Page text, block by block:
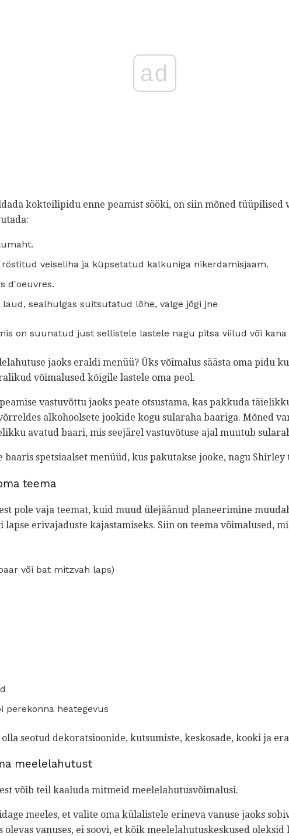
ad
kokteilipidu enne peamist sööki, on siin mõned tüüpilised
röstitud veiseliha ja küpsetatud kalkuniga nikerdamisjaam.
d'oeuvres.
sealhulgas suitsutatud lõhe, valge jõgi jne
on suunatud just sellistele lastele nagu pitsa viilud või kana
jaoks eraldi menüü? Üks võimalus säästa oma pidu
võimalused kõigile lastele oma peol.
vastuvõttu jaoks peate otsustama, kas pakkuda
alkohoolsete jookide kogu sularaha baariga. Mõned
avatud baari, mis seejärel vastuvõtuse ajal muutub
spetsiaalset menüüd, kus pakutakse jooke, nagu
teema
pole vaja teemat, kuid muud ülejäänud planeerimine
erivajaduste kajastamiseks. Siin on teema võimalused,
või bat mitzvah laps)
perekonna heategevus
seotud dekoratsioonide, kutsumiste, keskosade, kooki ja
meelelahutust
võib teil kaaluda mitmeid meelelahutusvõimalusi.
meeles, et valite oma külalistele erineva vanuse jaoks
olevas vanuses, ei soovi, et kõik meelelahutuskeskused